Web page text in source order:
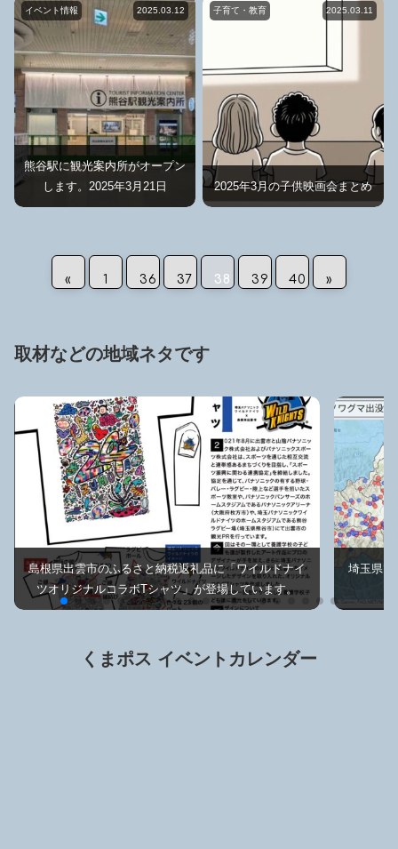
イベント情報 2025.03.12
熊谷駅に観光案内所がオープン
します。2025年3月21日
子育て・教育 2025.03.11
2025年3月の子供映画会まとめ
« 1 36 37 38 39 40 »
取材などの地域ネタです
島根県出雲市のふるさと納税返礼品に「ワイルドナイ
ツオリジナルコラボTシャツ」が登場しています。
埼玉県で
くまポス イベントカレンダー